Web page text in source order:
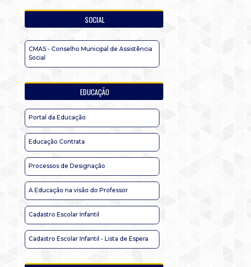
SOCIAL
CMAS - Conselho Municipal de Assistência
Social
EDUCAÇÃO
Portal da Educação
Educação Contrata
Processos de Designação
A Educação na visão do Professor
Cadastro Escolar Infantil
Cadastro Escolar Infantil - Lista de Espera